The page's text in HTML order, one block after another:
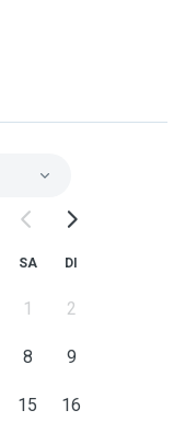
SA DI
1 2
8 9
15 16